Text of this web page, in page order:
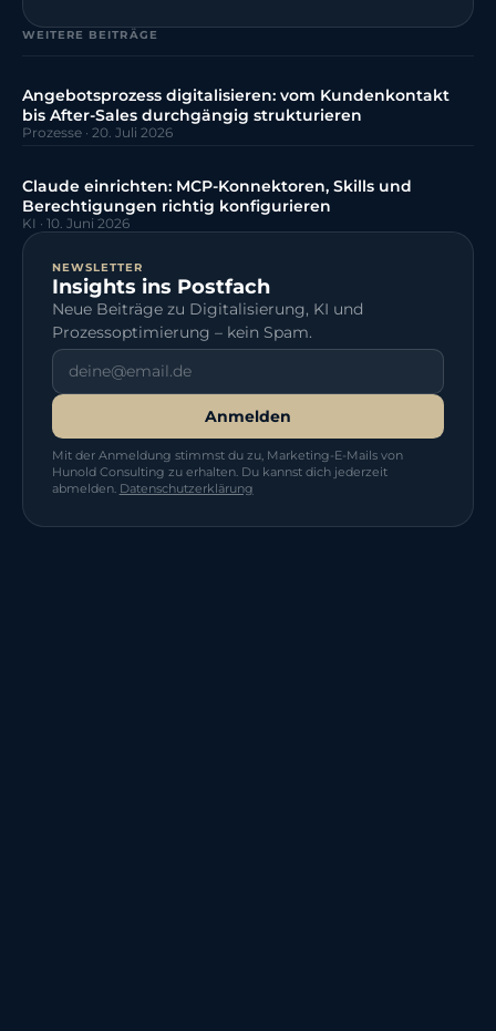
WEITERE BEITRÄGE
Angebotsprozess digitalisieren: vom Kundenkontakt
bis After-Sales durchgängig strukturieren
Prozesse · 20. Juli 2026
Claude einrichten: MCP-Konnektoren, Skills und
Berechtigungen richtig konfigurieren
KI · 10. Juni 2026
NEWSLETTER
Insights ins Postfach
Neue Beiträge zu Digitalisierung, KI und
Prozessoptimierung – kein Spam.
Anmelden
Mit der Anmeldung stimmst du zu, Marketing-E-Mails von
Hunold Consulting zu erhalten. Du kannst dich jederzeit
abmelden. Datenschutzerklärung